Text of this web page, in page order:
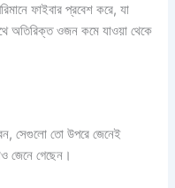
ফাইবার প্রবেশ করে, যা
অতিরিক্ত ওজন কমে যাওয়া থেকে
সেগুলো তো উপরে জেনেই
জেনে গেছেন।